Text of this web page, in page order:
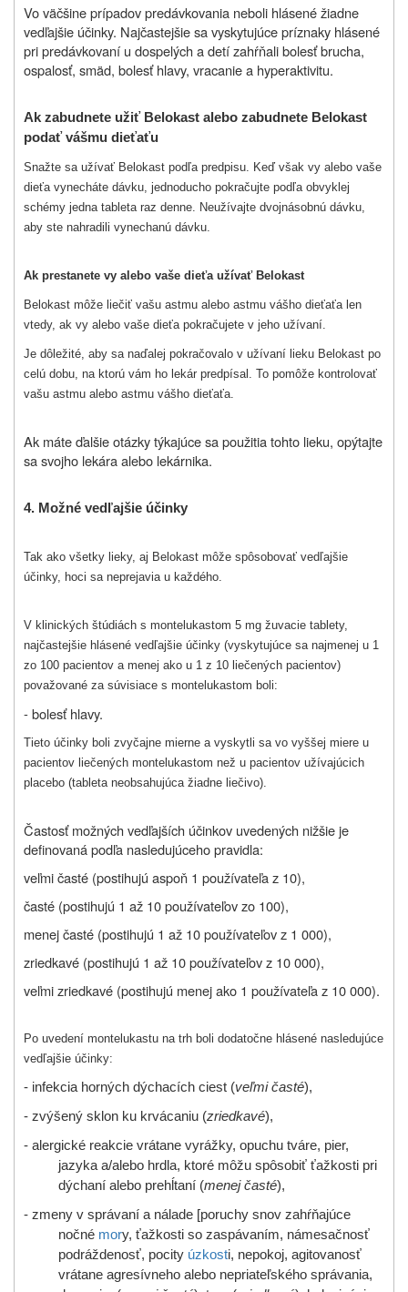
Vo väčšine prípadov predávkovania neboli hlásené žiadne
vedľajšie účinky. Najčastejšie sa vyskytujúce príznaky hlásené
pri predávkovaní u dospelých a detí zahŕňali bolesť brucha,
ospalosť, smäd, bolesť hlavy, vracanie a hyperaktivitu.
Ak zabudnete užiť Belokast alebo zabudnete Belokast
podať vášmu dieťaťu
Snažte sa užívať Belokast podľa predpisu. Keď však vy alebo vaše
dieťa vynecháte dávku, jednoducho pokračujte podľa obvyklej
schémy jedna tableta raz denne. Neužívajte dvojnásobnú dávku,
aby ste nahradili vynechanú dávku.
Ak prestanete vy alebo vaše dieťa užívať Belokast
Belokast môže liečiť vašu astmu alebo astmu vášho dieťaťa len
vtedy, ak vy alebo vaše dieťa pokračujete v jeho užívaní.
Je dôležité, aby sa naďalej pokračovalo v užívaní lieku Belokast po
celú dobu, na ktorú vám ho lekár predpísal. To pomôže kontrolovať
vašu astmu alebo astmu vášho dieťaťa.
Ak máte ďalšie otázky týkajúce sa použitia tohto lieku, opýtajte
sa svojho lekára alebo lekárnika.
4. Možné vedľajšie účinky
Tak ako všetky lieky, aj Belokast môže spôsobovať vedľajšie
účinky, hoci sa neprejavia u každého.
V klinických štúdiách s montelukastom 5 mg žuvacie tablety,
najčastejšie hlásené vedľajšie účinky (vyskytujúce sa najmenej u 1
zo 100 pacientov a menej ako u 1 z 10 liečených pacientov)
považované za súvisiace s montelukastom boli:
- bolesť hlavy.
Tieto účinky boli zvyčajne mierne a vyskytli sa vo vyššej miere u
pacientov liečených montelukastom než u pacientov užívajúcich
placebo (tableta neobsahujúca žiadne liečivo).
Častosť možných vedľajších účinkov uvedených nižšie je
definovaná podľa nasledujúceho pravidla:
veľmi časté (postihujú aspoň 1 používateľa z 10),
časté (postihujú 1 až 10 používateľov zo 100),
menej časté (postihujú 1 až 10 používateľov z 1 000),
zriedkavé (postihujú 1 až 10 používateľov z 10 000),
veľmi zriedkavé (postihujú menej ako 1 používateľa z 10 000).
Po uvedení montelukastu na trh boli dodatočne hlásené nasledujúce
vedľajšie účinky:
- infekcia horných dýchacích ciest (veľmi časté),
- zvýšený sklon ku krvácaniu (zriedkavé),
- alergické reakcie vrátane vyrážky, opuchu tváre, pier,
jazyka a/alebo hrdla, ktoré môžu spôsobiť ťažkosti pri
dýchaní alebo prehĺtaní (menej časté),
- zmeny v správaní a nálade [poruchy snov zahŕňajúce
nočné mory, ťažkosti so zaspávaním, námesačnosť
podráždenosť, pocity úzkosti, nepokoj, agitovanosť
vrátane agresívneho alebo nepriateľského správania,